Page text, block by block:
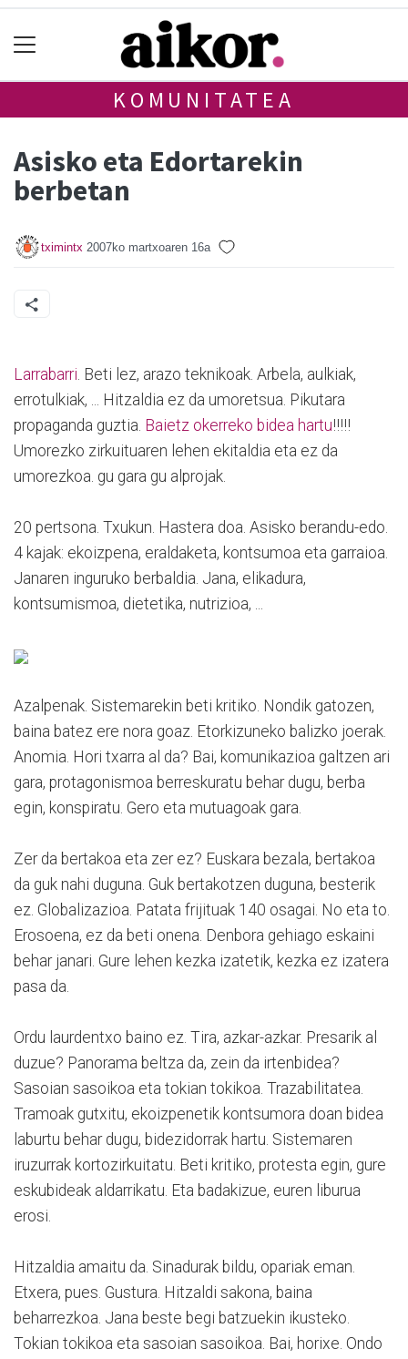
KOMUNITATEA
Asisko eta Edortarekin
berbetan
tximintx 2007ko martxoaren 16a
Larrabarri. Beti lez, arazo teknikoak. Arbela, aulkiak,
errotulkiak, ... Hitzaldia ez da umoretsua. Pikutara
propaganda guztia. Baietz okerreko bidea hartu!!!!!
Umorezko zirkuituaren lehen ekitaldia eta ez da
umorezkoa. gu gara gu alprojak.
20 pertsona. Txukun. Hastera doa. Asisko berandu-edo.
4 kajak: ekoizpena, eraldaketa, kontsumoa eta garraioa.
Janaren inguruko berbaldia. Jana, elikadura,
kontsumismoa, dietetika, nutrizioa, ...
Azalpenak. Sistemarekin beti kritiko. Nondik gatozen,
baina batez ere nora goaz. Etorkizuneko balizko joerak.
Anomia. Hori txarra al da? Bai, komunikazioa galtzen ari
gara, protagonismoa berreskuratu behar dugu, berba
egin, konspiratu. Gero eta mutuagoak gara.
Zer da bertakoa eta zer ez? Euskara bezala, bertakoa
da guk nahi duguna. Guk bertakotzen duguna, besterik
ez. Globalizazioa. Patata frijituak 140 osagai. No eta to.
Erosoena, ez da beti onena. Denbora gehiago eskaini
behar janari. Gure lehen kezka izatetik, kezka ez izatera
pasa da.
Ordu laurdentxo baino ez. Tira, azkar-azkar. Presarik al
duzue? Panorama beltza da, zein da irtenbidea?
Sasoian sasoikoa eta tokian tokikoa. Trazabilitatea.
Tramoak gutxitu, ekoizpenetik kontsumora doan bidea
laburtu behar dugu, bidezidorrak hartu. Sistemaren
iruzurrak kortozirkuitatu. Beti kritiko, protesta egin, gure
eskubideak aldarrikatu. Eta badakizue, euren liburua
erosi.
Hitzaldia amaitu da. Sinadurak bildu, opariak eman.
Etxera, pues. Gustura. Hitzaldi sakona, baina
beharrezkoa. Jana beste begi batzuekin ikusteko.
Tokian tokikoa eta sasoian sasoikoa. Bai, horixe. Ondo